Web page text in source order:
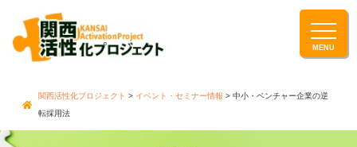
関西活性化プロジェクト > イベント・セミナー情報 > 中小・ベンチャー企業の逆
転採用法